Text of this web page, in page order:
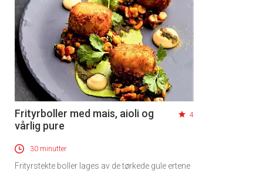
Frityrboller med mais, aioli og
vårlig pure
4
30 minutter
Frityrstekte boller lages av de tørkede gule ertene